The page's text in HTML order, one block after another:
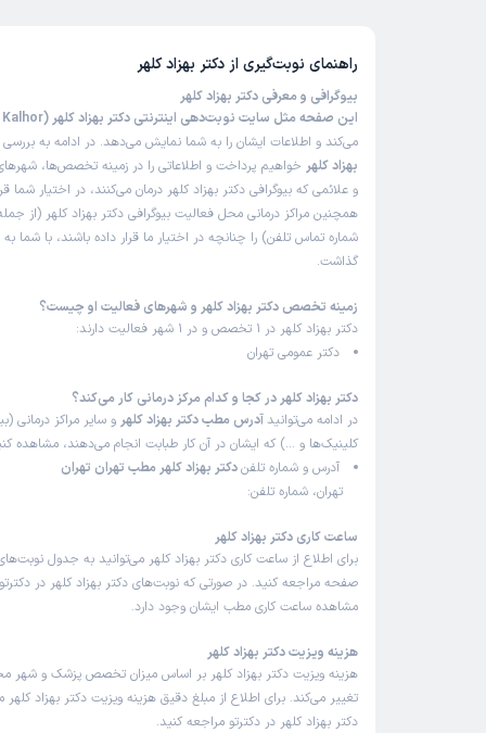
راهنمای نوبت‌گیری از دکتر بهزاد کلهر
بیوگرافی و معرفی دکتر بهزاد کلهر
این صفحه مثل سایت نوبت‌دهی اینترنتی دکتر بهزاد کلهر (Dr Behzad Kalhor)
می‌کند و اطلاعات ایشان را به شما نمایش می‌دهد. در ادامه به بررسی
بهزاد کلهر خواهیم پرداخت و اطلاعاتی را در زمینه تخصص‌ها،
و علائمی که بیوگرافی دکتر بهزاد کلهر درمان می‌کنند، در اختیار شما
همچنین مراکز درمانی محل فعالیت بیوگرافی دکتر بهزاد کلهر (از
شماره تماس تلفن) را چنانچه در اختیار ما قرار داده باشند، با شما
گذاشت.
زمینه تخصص دکتر بهزاد کلهر و شهرهای فعالیت او چیست؟
دکتر بهزاد کلهر در 1 تخصص و در 1 شهر فعالیت دارند:
دکتر عمومی تهران
دکتر بهزاد کلهر در کجا و کدام مرکز درمانی کار می‌کند؟
در ادامه می‌توانید آدرس مطب دکتر بهزاد کلهر و سایر مراکز درمانی
کلینیک‌ها و …) که ایشان در آن کار طبابت انجام می‌دهند، مشاهده
آدرس و شماره تلفندکتر بهزاد کلهر مطب تهران تهران
تهران، شماره تلفن:
ساعت کاری دکتر بهزاد کلهر
برای اطلاع از ساعت کاری دکتر بهزاد کلهر می‌توانید به جدول
صفحه مراجعه کنید. در صورتی که نوبت‌های دکتر بهزاد کلهر در دکترتو
مشاهده ساعت کاری مطب ایشان وجود دارد.
هزینه ویزیت دکتر بهزاد کلهر
هزینه ویزیت دکتر بهزاد کلهر بر اساس میزان تخصص پزشک و شهر
تغییر می‌کند. برای اطلاع از مبلغ دقیق هزینه ویزیت دکتر بهزاد کلهر
دکتر بهزاد کلهر در دکترتو مراجعه کنید.